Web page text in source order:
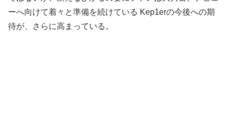
ーへ向けて着々と準備を続けている Kep1erの今後への期
待が、さらに高まっている。